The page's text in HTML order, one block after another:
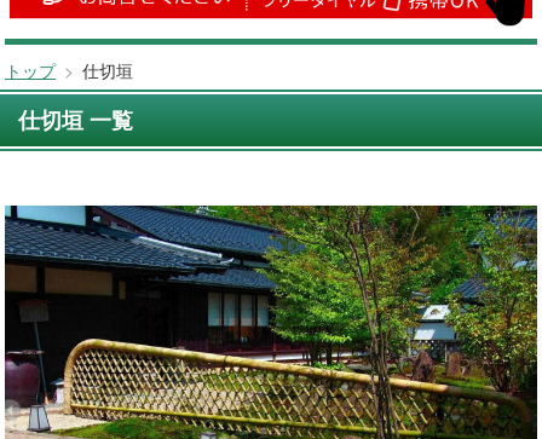
トップ > 仕切垣
仕切垣 一覧